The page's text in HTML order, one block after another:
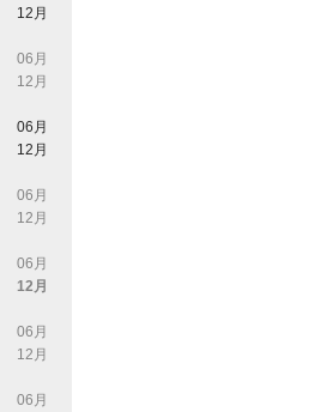
12月
06月
12月
06月
12月
06月
12月
06月
12月
06月
12月
06月